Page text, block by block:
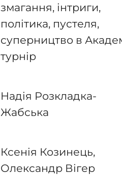
змагання, інтриги,
політика, пустеля,
суперництво в
турнір
Надія Розкладка-
Жабська
Ксенія Козинець,
Олександр Вігер